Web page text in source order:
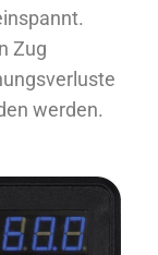
Zug
werden.